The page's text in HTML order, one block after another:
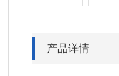
产品详情